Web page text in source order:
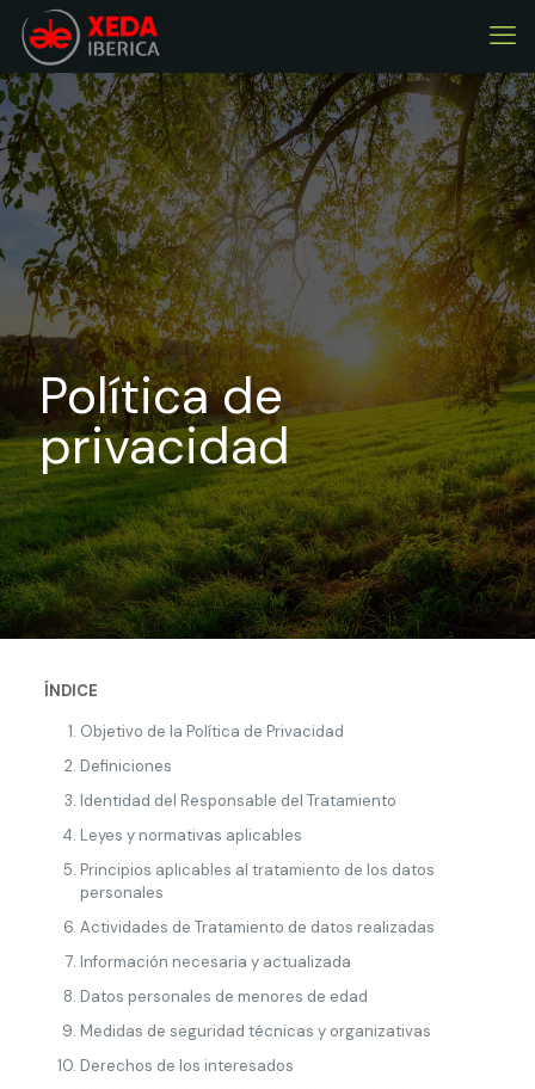
Política de
privacidad
ÍNDICE
Objetivo de la Política de Privacidad
Definiciones
Identidad del Responsable del Tratamiento
Leyes y normativas aplicables
Principios aplicables al tratamiento de los datos
personales
Actividades de Tratamiento de datos realizadas
Información necesaria y actualizada
Datos personales de menores de edad
Medidas de seguridad técnicas y organizativas
Derechos de los interesados